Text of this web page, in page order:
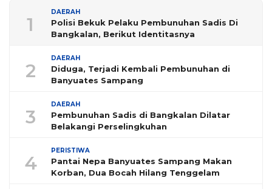
1
DAERAH
Polisi Bekuk Pelaku Pembunuhan Sadis Di
Bangkalan, Berikut Identitasnya
2
DAERAH
Diduga, Terjadi Kembali Pembunuhan di
Banyuates Sampang
3
DAERAH
Pembunuhan Sadis di Bangkalan Dilatar
Belakangi Perselingkuhan
4
PERISTIWA
Pantai Nepa Banyuates Sampang Makan
Korban, Dua Bocah Hilang Tenggelam